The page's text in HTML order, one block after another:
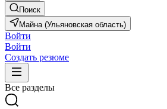
Поиск
Майна (Ульяновская область)
Войти
Войти
Создать резюме
Все разделы